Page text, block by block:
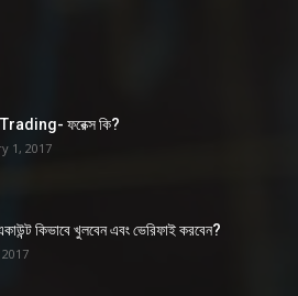
ফরেক্স কি?
1, 2017
কিভাবে খুলবেন এবং ভেরিফাই করবেন?